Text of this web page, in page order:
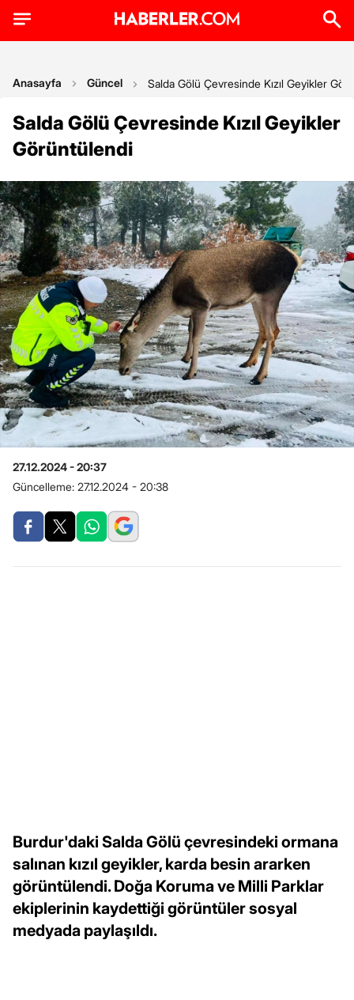
Anasayfa Güncel Salda Gölü Çevresinde Kızıl Geyikler
Salda Gölü Çevresinde Kızıl Geyikler
Görüntülendi
27.12.2024 - 20:37
Güncelleme: 27.12.2024 - 20:38
Burdur'daki Salda Gölü çevresindeki ormana
salınan kızıl geyikler, karda besin ararken
görüntülendi. Doğa Koruma ve Milli Parklar
ekiplerinin kaydettiği görüntüler sosyal
medyada paylaşıldı.